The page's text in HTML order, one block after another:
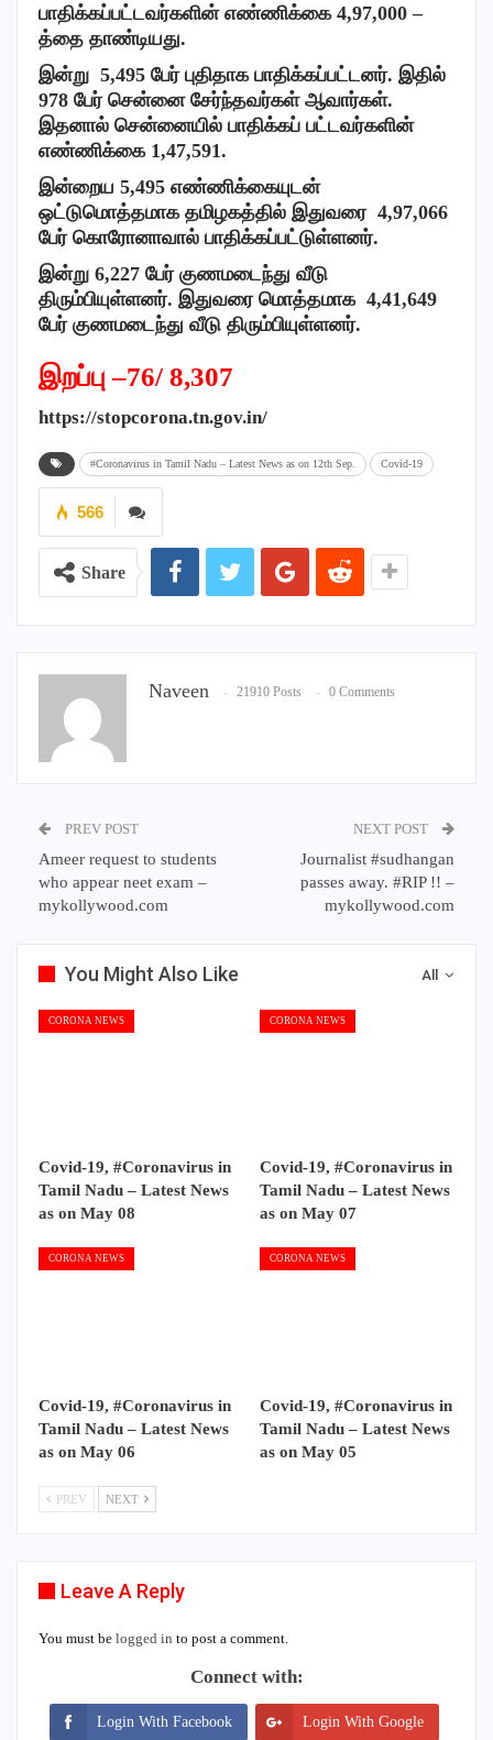
பாதிக்கப்பட்டவர்களின் எண்ணிக்கை 4,97,000 –
த்தை தாண்டியது.
இன்று 5,495 பேர் புதிதாக பாதிக்கப்பட்டனர். இதில்
978 பேர் சென்னை சேர்ந்தவர்கள் ஆவார்கள்.
இதனால் சென்னையில் பாதிக்கப் பட்டவர்களின்
எண்ணிக்கை 1,47,591.
இன்றைய 5,495 எண்ணிக்கையுடன்
ஒட்டுமொத்தமாக தமிழகத்தில் இதுவரை 4,97,066
பேர் கொரோனாவால் பாதிக்கப்பட்டுள்ளனர்.
இன்று 6,227 பேர் குணமடைந்து வீடு
திரும்பியுள்ளனர். இதுவரை மொத்தமாக 4,41,649
பேர் குணமடைந்து வீடு திரும்பியுள்ளனர்.
இறப்பு –76/ 8,307
https://stopcorona.tn.gov.in/
#Coronavirus in Tamil Nadu – Latest News as on 12th Sep. Covid-19
566
Share
Naveen 21910 Posts 0 Comments
PREV POST
Ameer request to students
who appear neet exam –
mykollywood.com
NEXT POST
Journalist #sudhangan
passes away. #RIP !! –
mykollywood.com
All
You Might Also Like
CORONA NEWS
Covid-19, #Coronavirus in
Tamil Nadu – Latest News
as on May 08
CORONA NEWS
Covid-19, #Coronavirus in
Tamil Nadu – Latest News
as on May 07
CORONA NEWS
Covid-19, #Coronavirus in
Tamil Nadu – Latest News
as on May 06
CORONA NEWS
Covid-19, #Coronavirus in
Tamil Nadu – Latest News
as on May 05
PREV NEXT
Leave A Reply
You must be logged in to post a comment.
Connect with:
Login With Facebook Login With Google